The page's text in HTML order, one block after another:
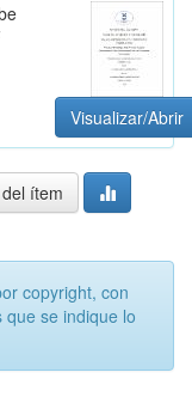
Visualizar/Abrir
ítem
copyright, con
se indique lo